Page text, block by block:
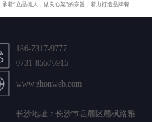
承着“立品德人，做良心菜”的宗旨，着力打造品牌餐饮
186-7317-9777
0731-85576915
www.zhonweb.com
长沙地址：长沙市岳麓区麓枫路雅